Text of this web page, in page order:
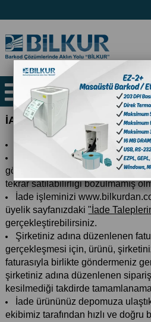
İADE
Ürünlerin iadesi için belirtilen
Satın aldığınız ürünün tahrip
görmemiş, tüm aksesuarlarıyla
tekrar satılabilirliği bozulmamış
İade işleminizi
üyelik sayfanızdaki"İade
gerçekleştirebilirsiniz.
Şirketiniz adına düzenlenen
gerçekleşmesi için, ürünü,
faturasıyla birlikte göndermeniz
şirketiniz adına düzenlenen
kesilmediği takdirde
İade ürününüz depomuza
ekibimiz tarafından hızlı ve